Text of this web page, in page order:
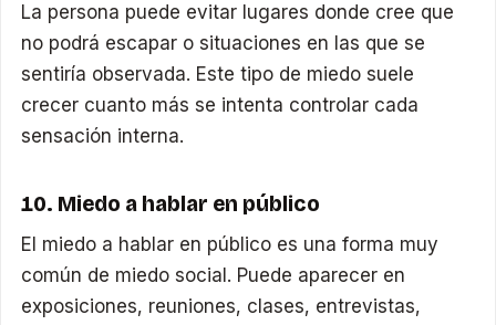
La persona puede evitar lugares donde cree que
no podrá escapar o situaciones en las que se
sentiría observada. Este tipo de miedo suele
crecer cuanto más se intenta controlar cada
sensación interna.
10. Miedo a hablar en público
El miedo a hablar en público es una forma muy
común de miedo social. Puede aparecer en
exposiciones, reuniones, clases, entrevistas,